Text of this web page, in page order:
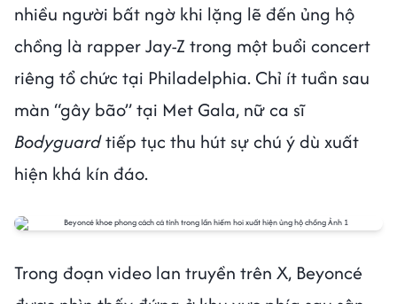
nhiều người bất ngờ khi lặng lẽ đến ủng hộ
chồng là rapper Jay-Z trong một buổi concert
riêng tổ chức tại Philadelphia. Chỉ ít tuần sau
màn “gây bão” tại Met Gala, nữ ca sĩ
Bodyguardtiếp tục thu hút sự chú ý dù xuất
hiện khá kín đáo.
Trong đoạn video lan truyền trên X, Beyoncé